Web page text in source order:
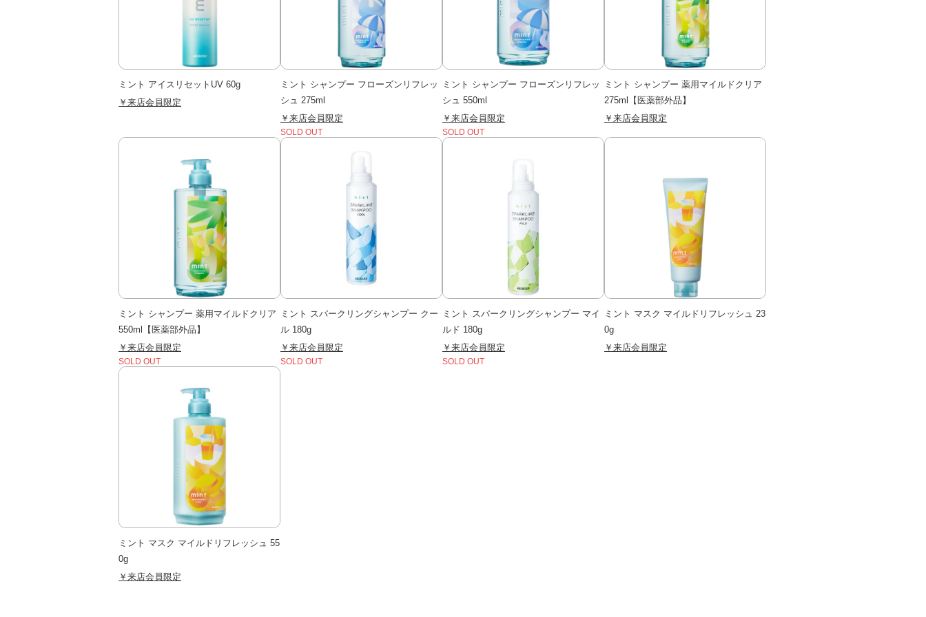
ミント アイスリセットUV 60g
￥来店会員限定
ミント シャンプー フローズンリフレッ
シュ 275ml
￥来店会員限定
SOLD OUT
ミント シャンプー フローズンリフレッ
シュ 550ml
￥来店会員限定
SOLD OUT
ミント シャンプー 薬用マイルドクリア
275ml【医薬部外品】
￥来店会員限定
ミント シャンプー 薬用マイルドクリア
550ml【医薬部外品】
￥来店会員限定
SOLD OUT
ミント スパークリングシャンプー クー
ル 180g
￥来店会員限定
SOLD OUT
ミント スパークリングシャンプー マイ
ルド 180g
￥来店会員限定
SOLD OUT
ミント マスク マイルドリフレッシュ 23
0g
￥来店会員限定
ミント マスク マイルドリフレッシュ 55
0g
￥来店会員限定